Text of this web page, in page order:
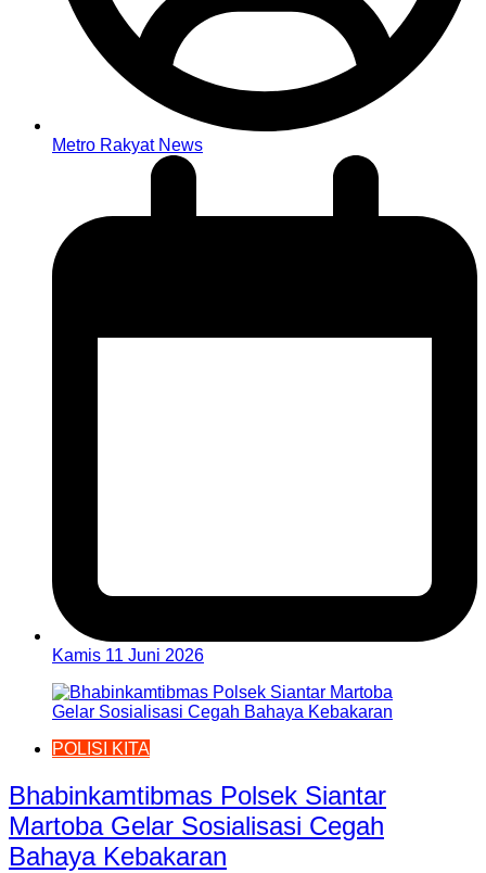
Metro Rakyat News
Kamis 11 Juni 2026
POLISI KITA
Bhabinkamtibmas Polsek Siantar
Martoba Gelar Sosialisasi Cegah
Bahaya Kebakaran